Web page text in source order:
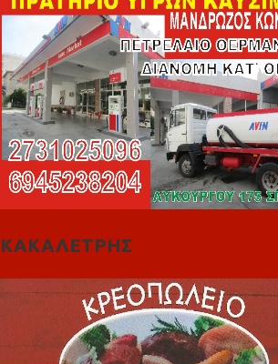
ΚΑΚΑΛΕΤΡΗΣ